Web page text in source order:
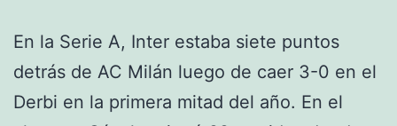
En la Serie A, Inter estaba siete puntos
detrás de AC Milán luego de caer 3-0 en el
Derbi en la primera mitad del año. En el